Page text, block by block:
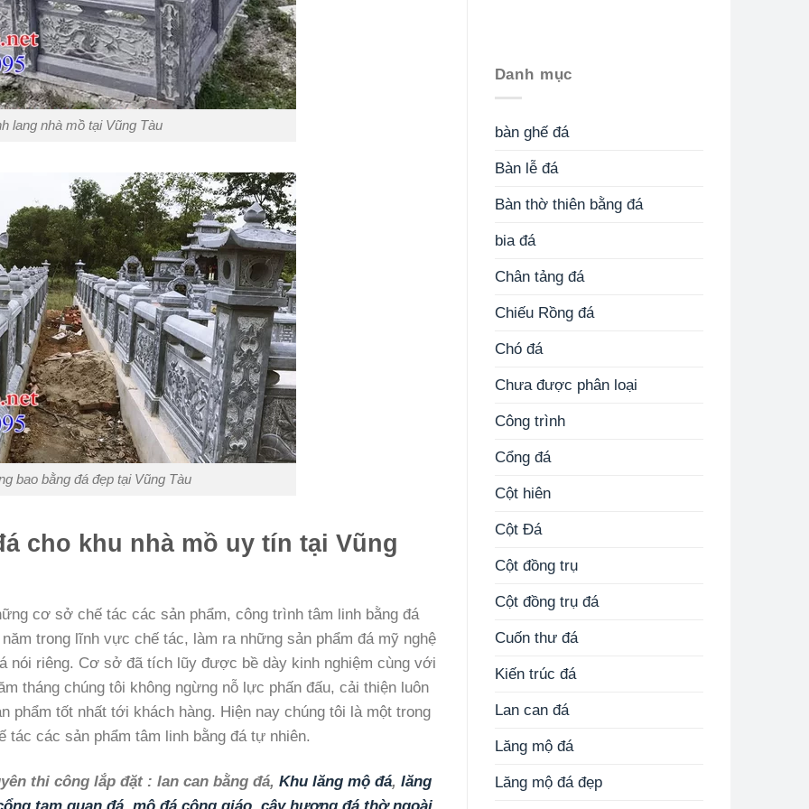
lang nhà mồ tại Vũng Tàu
bao bằng đá đẹp tại Vũng Tàu
cho khu nhà mồ uy tín tại Vũng
cơ sở chế tác các sản phẩm, công trình tâm linh bằng đá
trong lĩnh vực chế tác, làm ra những sản phẩm đá mỹ nghệ
nói riêng. Cơ sở đã tích lũy được bề dày kinh nghiệm cùng với
tháng chúng tôi không ngừng nỗ lực phấn đấu, cải thiện luôn
phẩm tốt nhất tới khách hàng. Hiện nay chúng tôi là một trong
các sản phẩm tâm linh bằng đá tự nhiên.
thi công lắp đặt : lan can bằng đá, Khu lăng mộ đá, lăng
tam quan đá mộ đá công giáo cây hương đá thờ ngoài
Danh mục
bàn ghế đá
Bàn lễ đá
Bàn thờ thiên bằng đá
bia đá
Chân tảng đá
Chiếu Rồng đá
Chó đá
Chưa được phân loại
Công trình
Cổng đá
Cột hiên
Cột Đá
Cột đồng trụ
Cột đồng trụ đá
Cuốn thư đá
Kiến trúc đá
Lan can đá
Lăng mộ đá
Lăng mộ đá đẹp